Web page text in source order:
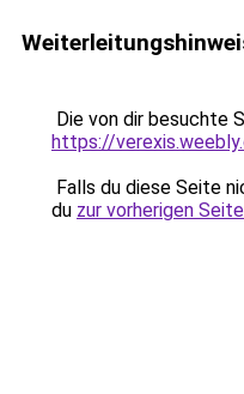
Die von dir besuchte
https://
Falls du diese Seite
du zur vorherigen